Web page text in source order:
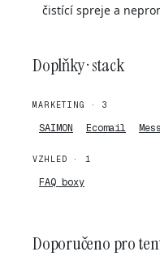
čistící spreje a
Doplňky · stack
MARKETING · 3
SAIMON Ecomail
VZHLED · 1
FAQ boxy
Doporučeno pro